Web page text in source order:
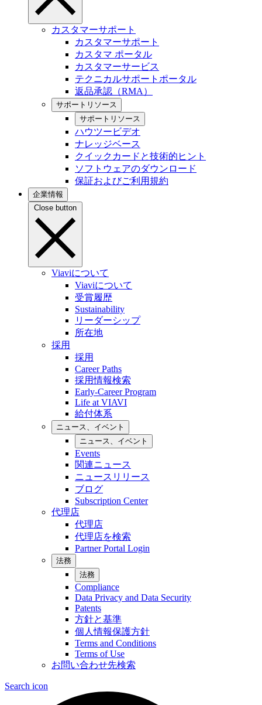
カスタマーサポート
カスタマーサポート
カスタマ ポータル
カスタマーサービス
テクニカルサポートポータル
返品承認（RMA）
サポートリソース
サポートリソース
ハウツービデオ
ナレッジベース
クイックカードと技術的ヒント
ソフトウェアのダウンロード
保証およびご利用規約
企業情報
Close button
Viaviについて
Viaviについて
受賞履歴
Sustainability
リーダーシップ
所在地
採用
採用
Career Paths
採用情報検索
Early-Career Program
Life at VIAVI
給付体系
ニュース、イベント
ニュース、イベント
Events
関連ニュース
ニュースリリース
ブログ
Subscription Center
代理店
代理店
代理店を検索
Partner Portal Login
法務
法務
Compliance
Data Privacy and Data Security
Patents
方針と基準
個人情報保護方針
Terms and Conditions
Terms of Use
お問い合わせ先検索
Search icon